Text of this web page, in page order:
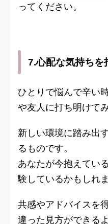
ってください。
7.心配な気持ちを
ひとりで悩んで辛い
や友人に打ち明けて
新しい環境に踏み出
るものです。
あなたが今抱えてい
験しているかもしれま
共感やアドバイスを
違った見方ができる